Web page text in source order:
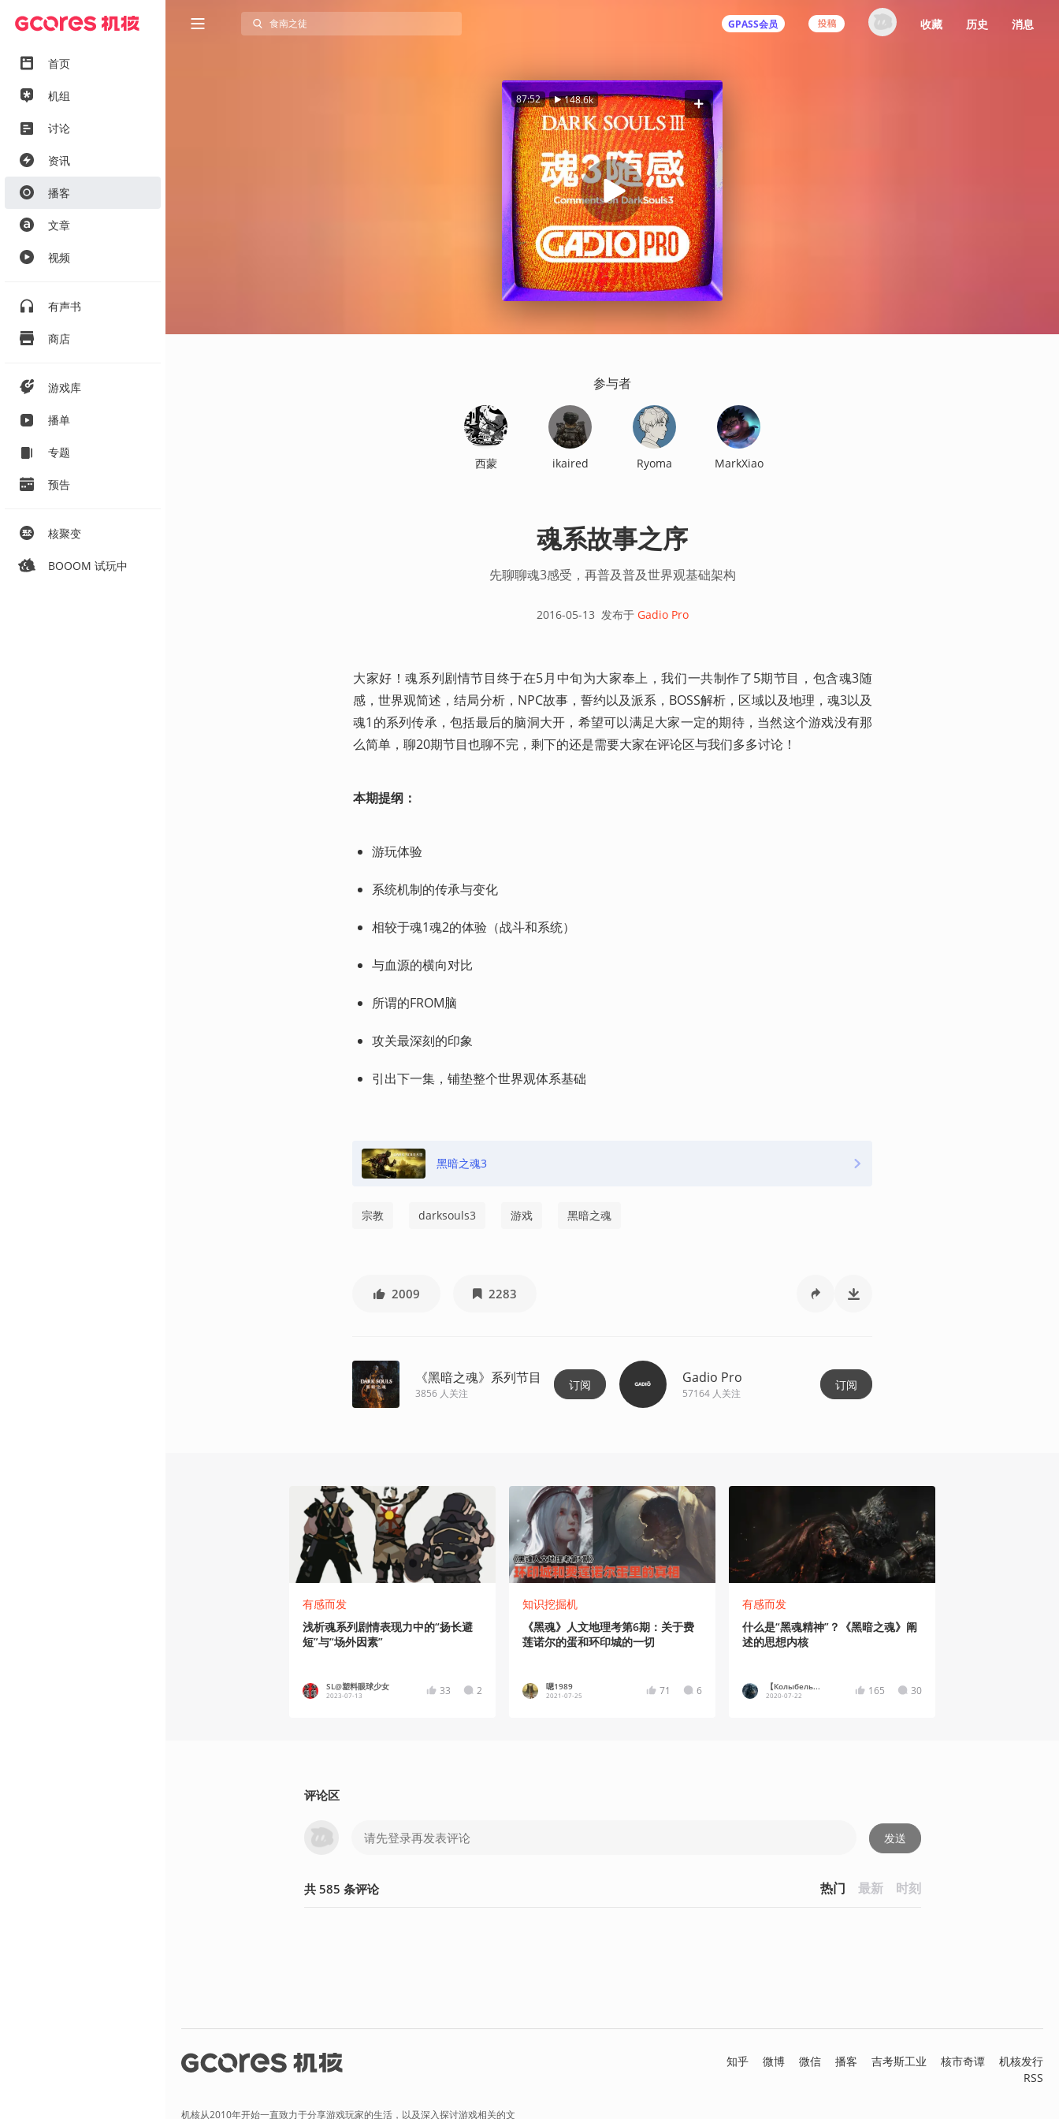
首页
机组
讨论
资讯
播客
文章
视频
有声书
商店
游戏库
播单
专题
预告
核聚变
BOOOM 试玩中
GPASS会员
登录机核你可以：
收藏 历史 消息
87:52 148.6k
参与者
西蒙 ikaired Ryoma MarkXiao
魂系故事之序
先聊聊魂3感受，再普及普及世界观基础架构
2016-05-13 发布于 Gadio Pro
大家好！魂系列剧情节目终于在5月中旬为大家奉上，我们一共制作了5期节目，包含魂3随
感，世界观简述，结局分析，NPC故事，誓约以及派系，BOSS解析，区域以及地理，魂3以及
魂1的系列传承，包括最后的脑洞大开，希望可以满足大家一定的期待，当然这个游戏没有那
么简单，聊20期节目也聊不完，剩下的还是需要大家在评论区与我们多多讨论！
本期提纲：
游玩体验
系统机制的传承与变化
相较于魂1魂2的体验（战斗和系统）
与血源的横向对比
所谓的FROM脑
攻关最深刻的印象
引出下一集，铺垫整个世界观体系基础
黑暗之魂3
宗教 darksouls3 游戏 黑暗之魂
2009 2283
《黑暗之魂》系列节目
3856 人关注
订阅 Gadio Pro
57164人关注
订阅
有感而发
浅析魂系列剧情表现力中的“扬长避
短”与“场外因素”
SL@塑料眼球少女
2023-07-13 33 2
知识挖掘机
《黑魂》人文地理考第6期：关于费
莲诺尔的蛋和环印城的一切
嗯1989
2021-07-25 71 6
有感而发
什么是“黑魂精神”？《黑暗之魂》阐
述的思想内核
【Колыбель...
2020-07-22 165 30
评论区
发送
共 585 条评论 热门 最新 时刻
机核从2010年开始一直致力于分享游戏玩家的生活，以及深入探讨游戏相关的文
知乎 微博 微信 播客 吉考斯工业 核市奇谭
机核发行
RSS